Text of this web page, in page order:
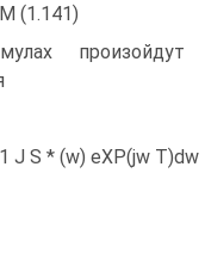
(1.141)
произойдут
J S * (w) eXP(jw T)dw